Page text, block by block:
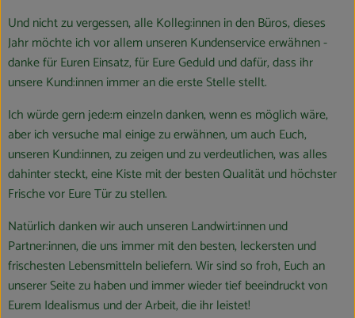
Und nicht zu vergessen, alle Kolleg:innen in den Büros, dieses
Jahr möchte ich vor allem unseren Kundenservice erwähnen -
danke für Euren Einsatz, für Eure Geduld und dafür, dass ihr
unsere Kund:innen immer an die erste Stelle stellt.
Ich würde gern jede:m einzeln danken, wenn es möglich wäre,
aber ich versuche mal einige zu erwähnen, um auch Euch,
unseren Kund:innen, zu zeigen und zu verdeutlichen, was alles
dahinter steckt, eine Kiste mit der besten Qualität und höchster
Frische vor Eure Tür zu stellen.
Natürlich danken wir auch unseren Landwirt:innen und
Partner:innen, die uns immer mit den besten, leckersten und
frischesten Lebensmitteln beliefern. Wir sind so froh, Euch an
unserer Seite zu haben und immer wieder tief beeindruckt von
Eurem Idealismus und der Arbeit, die ihr leistet!